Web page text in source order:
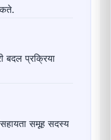
बदल प्रक्रिया
समूह सदस्य